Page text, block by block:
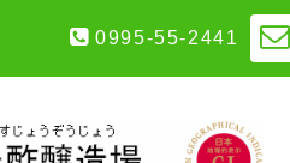
0995-55-2441